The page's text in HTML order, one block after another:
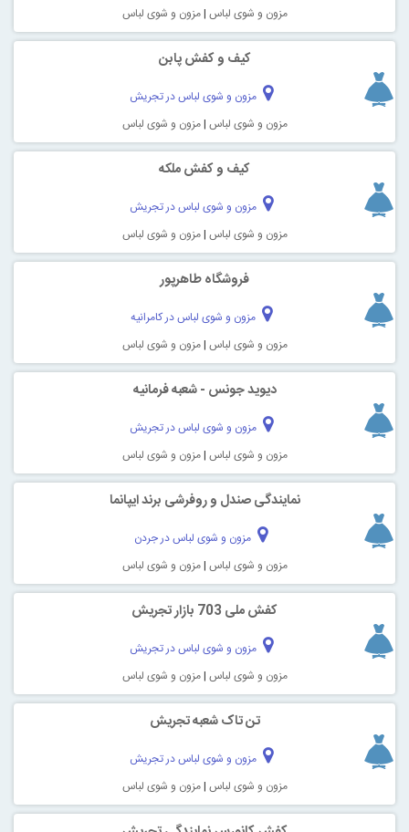
مزون و شوی لباس |مزون و شوی لباس
کیف و کفش پابن
مزون و شوی لباس در تجریش
مزون و شوی لباس |مزون و شوی لباس
كيف و كفش ملكه
مزون و شوی لباس در تجریش
مزون و شوی لباس |مزون و شوی لباس
فروشگاه طاهرپور
مزون و شوی لباس در کامرانیه
مزون و شوی لباس |مزون و شوی لباس
دیوید جونس - شعبه فرمانیه
مزون و شوی لباس در تجریش
مزون و شوی لباس |مزون و شوی لباس
نمایندگی صندل و روفرشی برند ایپانما
مزون و شوی لباس در جردن
مزون و شوی لباس |مزون و شوی لباس
کفش ملی 703 بازار تجریش
مزون و شوی لباس در تجریش
مزون و شوی لباس |مزون و شوی لباس
تن تا‌ک شعبه تجریش
مزون و شوی لباس در تجریش
مزون و شوی لباس |مزون و شوی لباس